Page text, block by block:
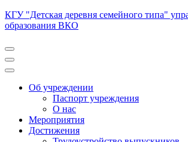
Перейти
к
(нажмите
Enter)
КГУ "Детская деревня семейного типа"
образования ВКО
Об учреждении
Паспорт учреждения
О нас
Мероприятия
Достижения